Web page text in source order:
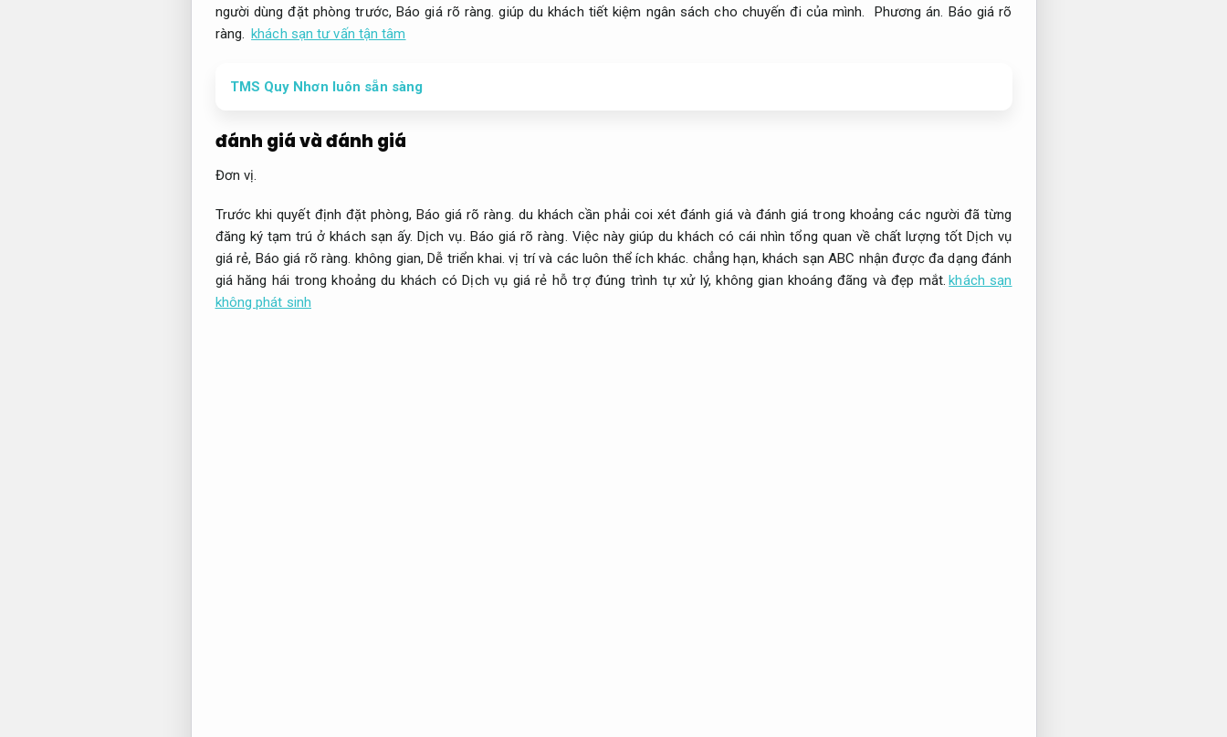
người dùng đặt phòng trước,Báo giá rõ ràng. giúp du khách tiết kiệm ngân sách cho chuyến đi của mình. Phương án. Báo giá rõ
ràng. khách sạn tư vấn tận tâm
TMS Quy Nhơn luôn sẵn sàng
đánh giá và đánh giá
Đơn vị.
Trước khi quyết định đặt phòng, Báo giá rõ ràng. du khách cần phải coi xét đánh giá và đánh giá trong khoảng các người đã từng
đăng ký tạm trú ở khách sạn ấy.Dịch vụ. Báo giá rõ ràng. Việc này giúp du khách có cái nhìn tổng quan về chất lượng tốt Dịch vụ
giá rẻ, Báo giá rõ ràng. không gian,Dễ triển khai. vị trí và các luôn thể ích khác. chẳng hạn, khách sạn ABC nhận được đa dạng đánh
giá hăng hái trong khoảng du khách có Dịch vụ giá rẻ hỗ trợ đúng trình tự xử lý, không gian khoáng đãng và đẹp mắt. khách sạn
không phát sinh